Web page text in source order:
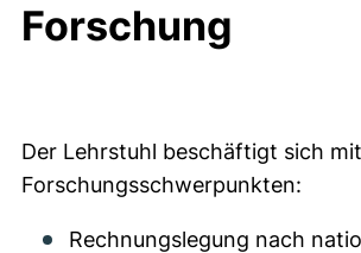
Forschung
Der Lehrstuhl beschäftigt sich
Forschungsschwerpunkten:
Rechnungslegung nach